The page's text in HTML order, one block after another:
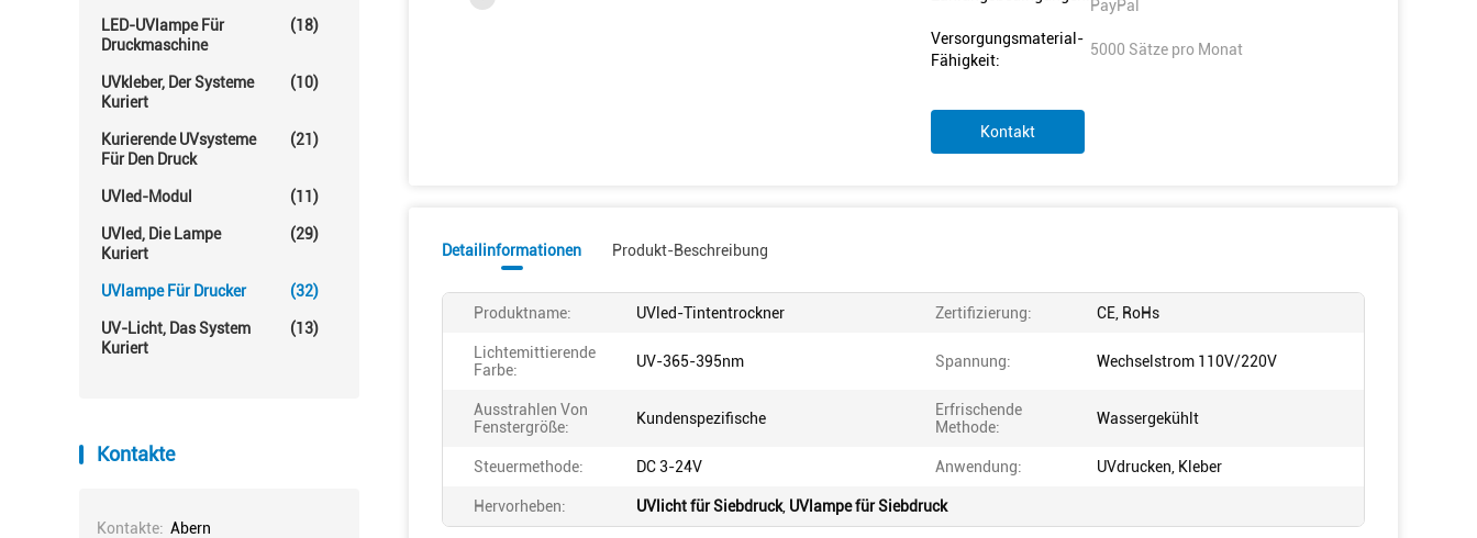
LED-UVlampe Für
Druckmaschine
(18)
UVkleber, Der Systeme
Kuriert
(10)
Kurierende UVsysteme
Für Den Druck
(21)
UVled-Modul (11)
UVled, Die Lampe
Kuriert
(29)
UVlampe Für Drucker (32)
UV-Licht, Das System
Kuriert
(13)
Kontakte
Kontakte: Abern
PayPal
Versorgungsmaterial-
Fähigkeit:
5000 Sätze pro Monat
Kontakt
Detailinformationen Produkt-Beschreibung
Produktname: UVled-Tintentrockner Zertifizierung: CE, RoHs
Lichtemittierende
Farbe:
UV-365-395nm Spannung: Wechselstrom 110V/220V
Ausstrahlen Von
Fenstergröße:
Kundenspezifische
Erfrischende
Methode:
Wassergekühlt
Steuermethode: DC 3-24V Anwendung: UVdrucken, Kleber
Hervorheben: UVlicht für Siebdruck, UVlampe für Siebdruck